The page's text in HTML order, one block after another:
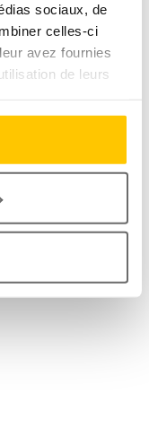
sociaux, de
celles-ci
avez fournies
de leurs